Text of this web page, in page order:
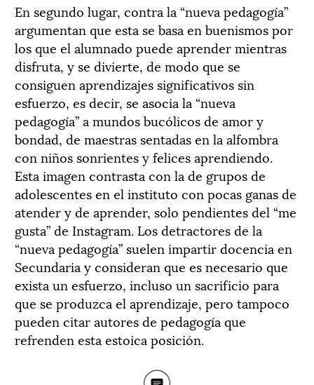
En segundo lugar, contra la “nueva pedagogía”
argumentan que esta se basa en buenismos por
los que el alumnado puede aprender mientras
disfruta, y se divierte, de modo que se
consiguen aprendizajes significativos sin
esfuerzo, es decir, se asocia la “nueva
pedagogía” a mundos bucólicos de amor y
bondad, de maestras sentadas en la alfombra
con niños sonrientes y felices aprendiendo.
Esta imagen contrasta con la de grupos de
adolescentes en el instituto con pocas ganas de
atender y de aprender, solo pendientes del “me
gusta” de Instagram. Los detractores de la
“nueva pedagogía” suelen impartir docencia en
Secundaria y consideran que es necesario que
exista un esfuerzo, incluso un sacrificio para
que se produzca el aprendizaje, pero tampoco
pueden citar autores de pedagogía que
refrenden esta estoica posición.